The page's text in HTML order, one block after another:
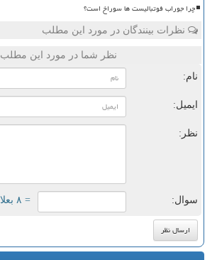
چرا جوراب فوتبالیست ها سوراخ است؟
نظرات بینندگان در مورد این مطلب
نظر شما در مورد این مطلب
نام:
ایمیل:
نظر:
سوال: = ۸ بعلاوه ۵